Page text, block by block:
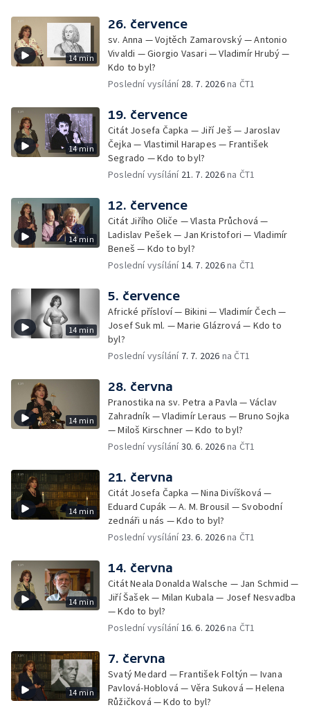
14 min
26. července
sv. Anna — Vojtěch Zamarovský — Antonio
Vivaldi — Giorgio Vasari — Vladimír Hrubý —
Kdo to byl?
Poslední vysílání 28. 7. 2026na ČT1
14 min
19. července
Citát Josefa Čapka — Jiří Ješ — Jaroslav
Čejka — Vlastimil Harapes — František
Segrado — Kdo to byl?
Poslední vysílání 21. 7. 2026na ČT1
14 min
12. července
Citát Jiřího Oliče — Vlasta Průchová —
Ladislav Pešek — Jan Kristofori — Vladimír
Beneš — Kdo to byl?
Poslední vysílání14. 7. 2026na ČT1
14 min
5. července
Africké přísloví — Bikini — Vladimír Čech —
Josef Suk ml. — Marie Glázrová — Kdo to
byl?
Poslední vysílání 7. 7. 2026 na ČT1
14 min
28. června
Pranostika na sv. Petra a Pavla — Václav
Zahradník — Vladimír Leraus — Bruno Sojka
— Miloš Kirschner — Kdo to byl?
Poslední vysílání30. 6. 2026na ČT1
14 min
21. června
Citát Josefa Čapka — Nina Divíšková —
Eduard Cupák — A. M. Brousil — Svobodní
zednáři u nás — Kdo to byl?
Poslední vysílání 23. 6. 2026na ČT1
14 min
14. června
Citát Neala Donalda Walsche — Jan Schmid —
Jiří Šašek — Milan Kubala — Josef Nesvadba
— Kdo to byl?
Poslední vysílání16. 6. 2026na ČT1
14 min
7. června
Svatý Medard — František Foltýn — Ivana
Pavlová-Hoblová — Věra Suková — Helena
Růžičková — Kdo to byl?